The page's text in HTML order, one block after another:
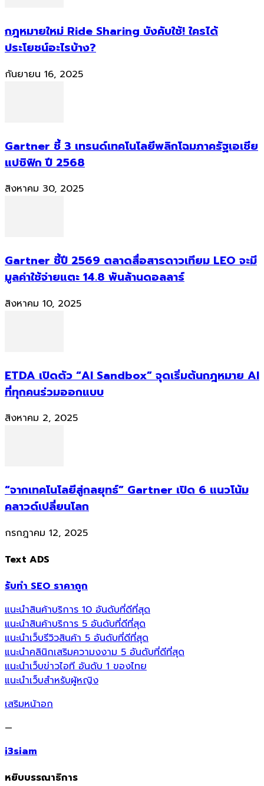
กฎหมายใหม่ Ride Sharing บังคับใช้! ใครได้
ประโยชน์อะไรบ้าง?
กันยายน 16, 2025
Gartner ชี้ 3 เทรนด์เทคโนโลยีพลิกโฉมภาครัฐเอเชีย
แปซิฟิก ปี 2568
สิงหาคม 30, 2025
Gartner ชี้ปี 2569 ตลาดสื่อสารดาวเทียม LEO จะมี
มูลค่าใช้จ่ายแตะ 14.8 พันล้านดอลลาร์
สิงหาคม 10, 2025
ETDA เปิดตัว “AI Sandbox” จุดเริ่มต้นกฎหมาย AI
ที่ทุกคนร่วมออกแบบ
สิงหาคม 2, 2025
“จากเทคโนโลยีสู่กลยุทธ์” Gartner เปิด 6 แนวโน้ม
คลาวด์เปลี่ยนโลก
กรกฎาคม 12, 2025
Text ADS
รับทำ SEO ราคาถูก
แนะนำสินค้าบริการ 10 อันดับที่ดีที่สุด
แนะนำสินค้าบริการ 5 อันดับที่ดีที่สุด
แนะนำเว็บรีวิวสินค้า 5 อันดับที่ดีที่สุด
แนะนำคลินิกเสริมความงงาม 5 อันดับที่ดีที่สุด
แนะนำเว็บข่าวไอที อันดับ 1 ของไทย
แนะนำเว็บสำหรับผู้หญิง
เสริมหน้าอก
—
i3siam
หยิบบรรณาธิการ